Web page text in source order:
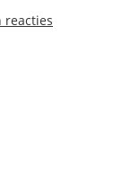
reacties